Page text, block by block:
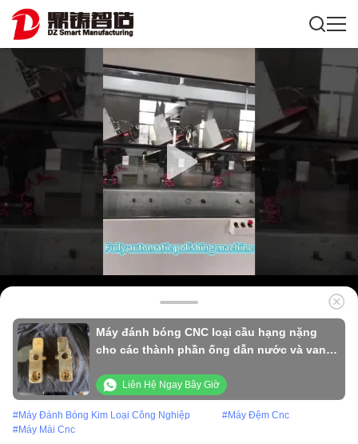
Máy đánh bóng CNC loại cầu hạng nặng
cho các thành phần ống dẫn nước và van
Liên Hệ Ngay Bây Giờ
#Máy Đánh Bóng Kim Loại Công Nghiệp #Máy Đệm Cnc
#Máy Mài Cnc